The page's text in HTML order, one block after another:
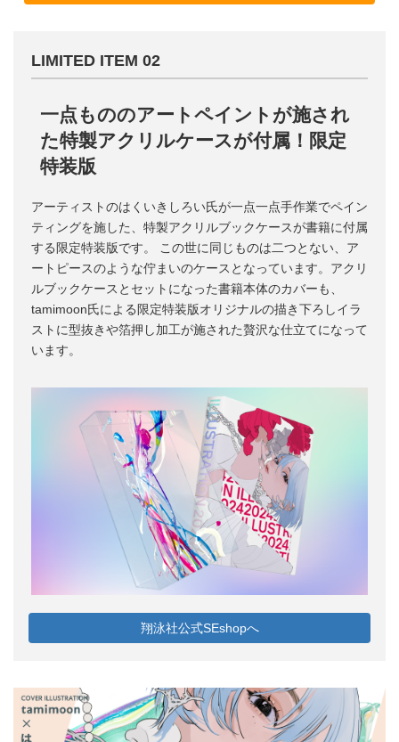
LIMITED ITEM 02
一点もののアートペイントが施され
た特製アクリルケースが付属！限定
特装版
アーティストのはくいきしろい氏が一点一点手作業でペイン
ティングを施した、特製アクリルブックケースが書籍に付属
する限定特装版です。 この世に同じものは二つとない、ア
ートピースのような佇まいのケースとなっています。アクリ
ルブックケースとセットになった書籍本体のカバーも、
tamimoon氏による限定特装版オリジナルの描き下ろしイラ
ストに型抜きや箔押し加工が施された贅沢な仕立てになって
います。
翔泳社公式SEshopへ